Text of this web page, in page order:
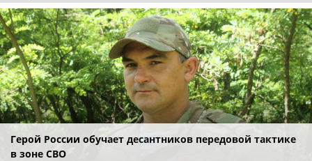
Герой России обучает десантников передовой тактике
в зоне СВО